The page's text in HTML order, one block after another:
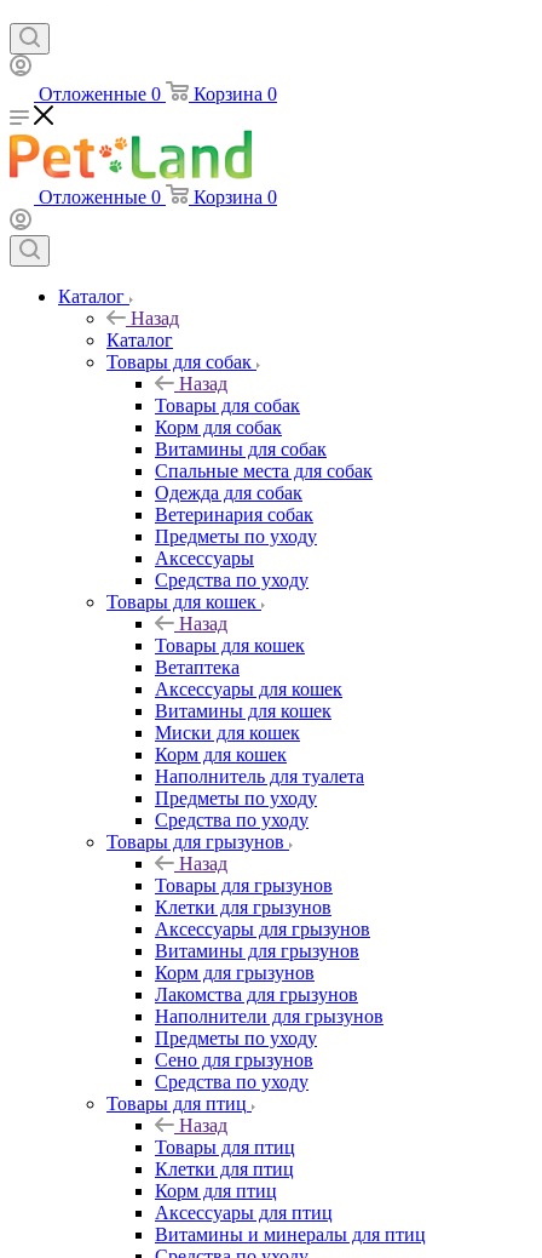
Отложенные 0 Корзина 0
Отложенные 0 Корзина 0
Каталог
Назад
Каталог
Товары для собак
Назад
Товары для собак
Корм для собак
Витамины для собак
Спальные места для собак
Одежда для собак
Ветеринария собак
Предметы по уходу
Аксессуары
Средства по уходу
Товары для кошек
Назад
Товары для кошек
Ветаптека
Аксессуары для кошек
Витамины для кошек
Миски для кошек
Корм для кошек
Наполнитель для туалета
Предметы по уходу
Средства по уходу
Товары для грызунов
Назад
Товары для грызунов
Клетки для грызунов
Аксессуары для грызунов
Витамины для грызунов
Корм для грызунов
Лакомства для грызунов
Наполнители для грызунов
Предметы по уходу
Сено для грызунов
Средства по уходу
Товары для птиц
Назад
Товары для птиц
Клетки для птиц
Корм для птиц
Аксессуары для птиц
Витамины и минералы для птиц